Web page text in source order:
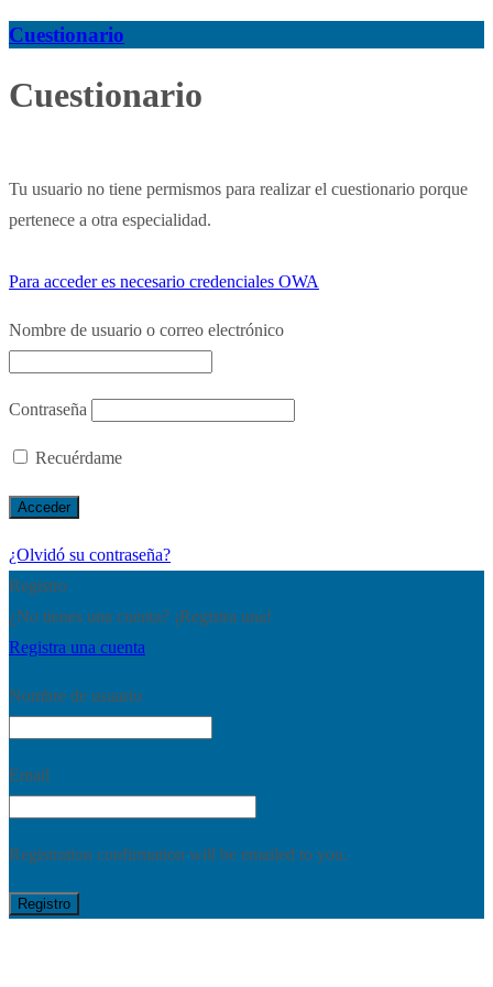
Cuestionario
Cuestionario
Tu usuario no tiene permismos para realizar el cuestionario porque
pertenece a otra especialidad.
Para acceder es necesario credenciales OWA
Nombre de usuario o correo electrónico
Contraseña
Recuérdame
¿Olvidó su contraseña?
Registro
¿No tienes una cuenta? ¡Registra una!
Registra una cuenta
Nombre de usuario
Email
Registration confirmation will be emailed to you.